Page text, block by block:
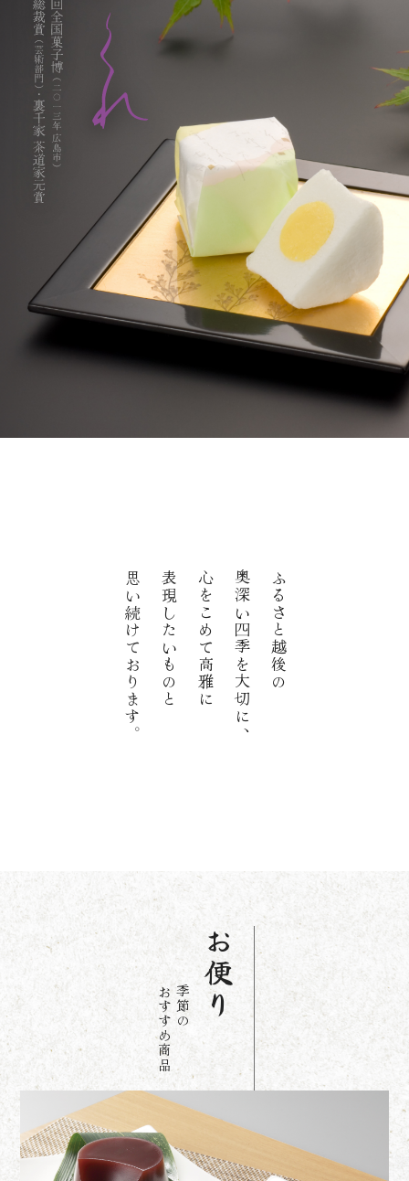
ふるさと越後の
奥深い四季を大切に、
心をこめて高雅に
表現したいものと
思い続けております。
お
便
り
季
節
の
お
す
す
め
商
品